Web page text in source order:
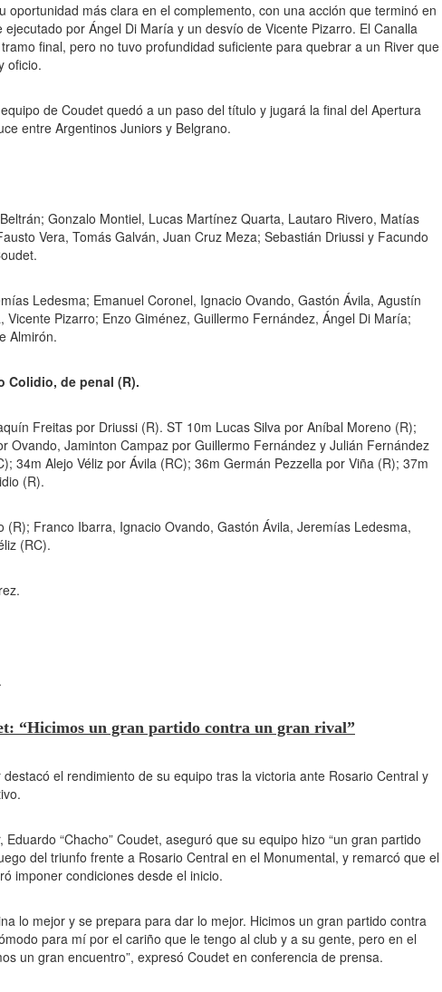
oportunidad más clara en el complemento, con una acción que terminó en
por Ángel Di María y un desvío de Vicente Pizarro. El Canalla
final, pero no tuvo profundidad suficiente para quebrar a un River que
oficio.
de Coudet quedó a un paso del título y jugará la final del Apertura
entre Argentinos Juniors y Belgrano.
Gonzalo Montiel, Lucas Martínez Quarta, Lautaro Rivero, Matías
Vera, Tomás Galván, Juan Cruz Meza; Sebastián Driussi y Facundo
Ledesma; Emanuel Coronel, Ignacio Ovando, Gastón Ávila, Agustín
Vicente Pizarro; Enzo Giménez, Guillermo Fernández, Ángel Di María;
Almirón.
Colidio, de penal (R).
Freitas por Driussi (R). ST 10m Lucas Silva por Aníbal Moreno (R);
Ovando, Jaminton Campaz por Guillermo Fernández y Julián Fernández
34m Alejo Véliz por Ávila (RC); 36m Germán Pezzella por Viña (R); 37m
(R).
(R); Franco Ibarra, Ignacio Ovando, Gastón Ávila, Jeremías Ledesma,
(RC).
“Hicimos un gran partido contra un gran rival”
el rendimiento de su equipo tras la victoria ante Rosario Central y
Eduardo “Chacho” Coudet, aseguró que su equipo hizo “un gran partido
del triunfo frente a Rosario Central en el Monumental, y remarcó que el
imponer condiciones desde el inicio.
lo mejor y se prepara para dar lo mejor. Hicimos un gran partido contra
para mí por el cariño que le tengo al club y a su gente, pero en el
un gran encuentro”, expresó Coudet en conferencia de prensa.